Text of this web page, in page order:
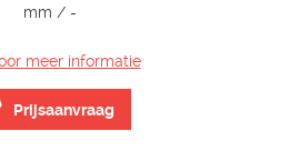
mm / -
meer informatie
Prijsaanvraag